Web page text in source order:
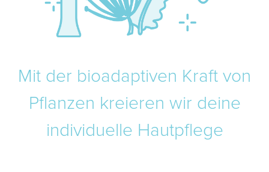
Mit der bioadaptiven Kraft von
Pflanzen kreieren wir deine
individuelle Hautpflege